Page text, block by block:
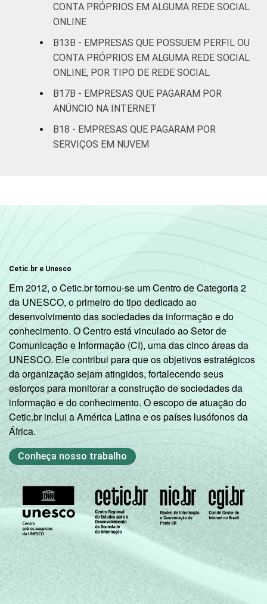
científicas e
administrativas
e serviços
complementares
67
Artes, cultura,
recreação,
outras
Informação e comunicação nas empresas
brasileiras - TIC Empresas 2023.
CONTA PRÓPRIOS EM ALGUMA REDE SOCIAL
ONLINE
B13B - EMPRESAS QUE POSSUEM PERFIL OU
CONTA PRÓPRIOS EM ALGUMA REDE SOCIAL
ONLINE, POR TIPO DE REDE SOCIAL
B17B - EMPRESAS QUE PAGARAM POR
ANÚNCIO NA INTERNET
B18 - EMPRESAS QUE PAGARAM POR
SERVIÇOS EM NUVEM
Cetic.br e Unesco
Em 2012, o Cetic.br tornou-se um Centro de Categoria 2
da UNESCO, o primeiro do tipo dedicado ao
desenvolvimento das sociedades da informação e do
conhecimento. O Centro está vinculado ao Setor de
Comunicação e Informação (CI), uma das cinco áreas da
UNESCO. Ele contribui para que os objetivos estratégicos
da organização sejam atingidos, fortalecendo seus
esforços para monitorar a construção de sociedades da
informação e do conhecimento. O escopo de atuação do
Cetic.br inclui a América Latina e os países lusófonos da
África.
Conheça nosso trabalho